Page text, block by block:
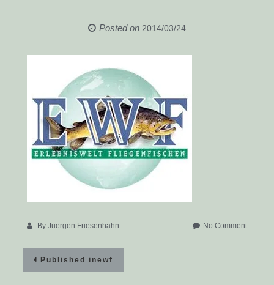
Posted on 2014/03/24
ByJuergen Friesenhahn No Commenton
Beitragsnavigation
Published inewf